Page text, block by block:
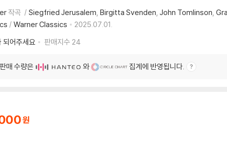
작곡 Siegfried Jerusalem Birgitta Svenden John Tomlinson
/ Warner Classics
2025.07.01.
되어주세요
판매지수 24
매 수량은 와 집계에 반영됩니다.